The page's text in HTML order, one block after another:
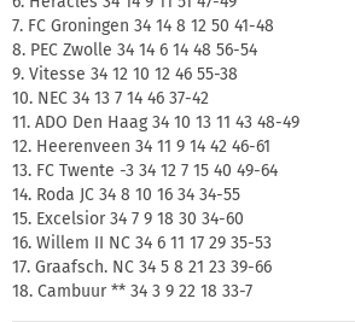
7. FC Groningen 34 14 8 12 50 41-48
8. PEC Zwolle 34 14 6 14 48 56-54
9. Vitesse 34 12 10 12 46 55-38
10. NEC 34 13 7 14 46 37-42
11. ADO Den Haag 34 10 13 11 43 48-49
12. Heerenveen 34 11 9 14 42 46-61
13. FC Twente -3 34 12 7 15 40 49-64
14. Roda JC 34 8 10 16 34 34-55
15. Excelsior 34 7 9 18 30 34-60
16. Willem II NC 34 6 11 17 29 35-53
17. Graafsch. NC 34 5 8 21 23 39-66
18. Cambuur ** 34 3 9 22 18 33-7